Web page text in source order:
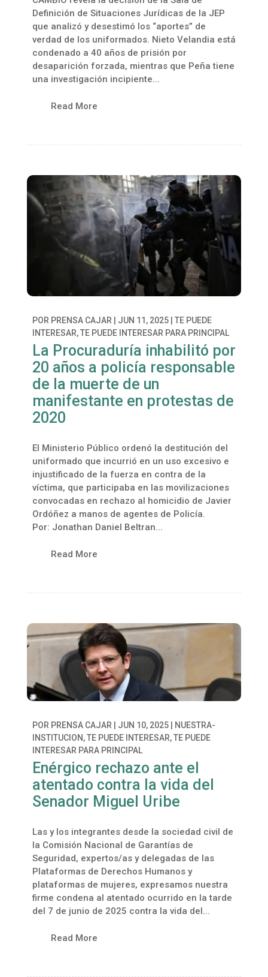
Definición de Situaciones Jurídicas de la JEP
que analizó y desestimó los “aportes” de
verdad de los uniformados. Nieto Velandia está
condenado a 40 años de prisión por
desaparición forzada, mientras que Peña tiene
una investigación incipiente...
Read More
POR PRENSA CAJAR JUN 11, 2025| TE PUEDE
INTERESAR,TE PUEDE INTERESAR PARA PRINCIPAL
La Procuraduría inhabilitó por
20 años a policía responsable
de la muerte de un
manifestante en protestas de
2020
El Ministerio Público ordenó la destitución del
uniformado que incurrió en un uso excesivo e
injustificado de la fuerza en contra de la
víctima, que participaba en las movilizaciones
convocadas en rechazo al homicidio de Javier
Ordóñez a manos de agentes de Policía.
Por: Jonathan Daniel Beltran...
Read More
POR PRENSA CAJAR | JUN 10, 2025| NUESTRA-
INSTITUCION,TE PUEDE INTERESAR,TE PUEDE
INTERESAR PARA PRINCIPAL
Enérgico rechazo ante el
atentado contra la vida del
Senador Miguel Uribe
Las y los integrantes desde la sociedad civil de
la Comisión Nacional de Garantías de
Seguridad, expertos/as y delegadas de las
Plataformas de Derechos Humanos y
plataformas de mujeres, expresamos nuestra
firme condena al atentado ocurrido en la tarde
del 7 de junio de 2025 contra la vida del...
Read More